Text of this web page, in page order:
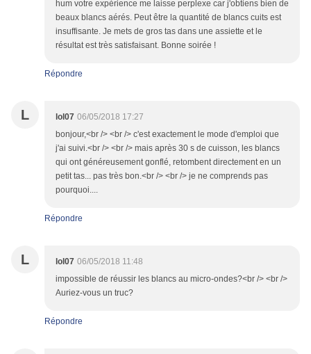
hum votre expérience me laisse perplexe car j'obtiens bien de
beaux blancs aérés. Peut être la quantité de blancs cuits est
insuffisante. Je mets de gros tas dans une assiette et le
résultat est très satisfaisant. Bonne soirée !
Répondre
L lol07 06/05/2018 17:27
bonjour,<br /> <br /> c'est exactement le mode d'emploi que
j'ai suivi.<br /> <br /> mais après 30 s de cuisson, les blancs
qui ont généreusement gonflé, retombent directement en un
petit tas... pas très bon.<br /> <br /> je ne comprends pas
pourquoi....
Répondre
L lol07 06/05/2018 11:48
impossible de réussir les blancs au micro-ondes?<br /> <br />
Auriez-vous un truc?
Répondre